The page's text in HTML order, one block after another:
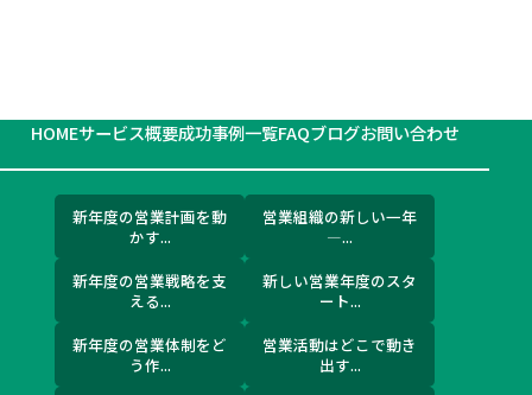
HOMEサービス概要成功事例一覧FAQブログお問い合わせ
新年度の営業計画を動
かす...
営業組織の新しい一年
―...
新年度の営業戦略を支
える...
新しい営業年度のスタ
ート...
新年度の営業体制をど
う作...
営業活動はどこで動き
出す...